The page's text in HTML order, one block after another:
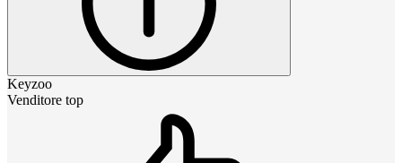
Keyzoo
Venditore top